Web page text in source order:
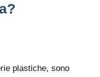
plastiche, sono